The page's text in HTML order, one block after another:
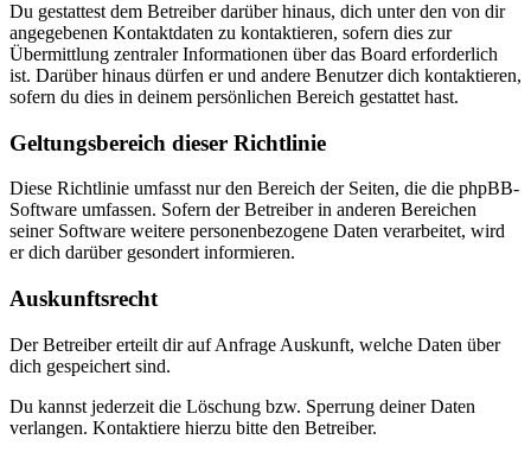
Du gestattest dem Betreiber darüber hinaus, dich unter den von dir
angegebenen Kontaktdaten zu kontaktieren, sofern dies zur
Übermittlung zentraler Informationen über das Board erforderlich
ist. Darüber hinaus dürfen er und andere Benutzer dich kontaktieren,
sofern du dies in deinem persönlichen Bereich gestattet hast.
Geltungsbereich dieser Richtlinie
Diese Richtlinie umfasst nur den Bereich der Seiten, die die phpBB-
Software umfassen. Sofern der Betreiber in anderen Bereichen
seiner Software weitere personenbezogene Daten verarbeitet, wird
er dich darüber gesondert informieren.
Auskunftsrecht
Der Betreiber erteilt dir auf Anfrage Auskunft, welche Daten über
dich gespeichert sind.
Du kannst jederzeit die Löschung bzw. Sperrung deiner Daten
verlangen. Kontaktiere hierzu bitte den Betreiber.